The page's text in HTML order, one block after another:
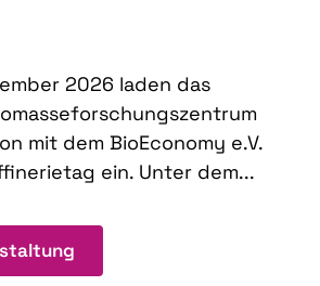
2026 laden das
mit dem BioEconomy e.V.
ein. Unter dem...